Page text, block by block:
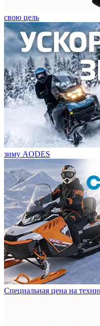
свою цель
зиму AODES
Специальная цена на